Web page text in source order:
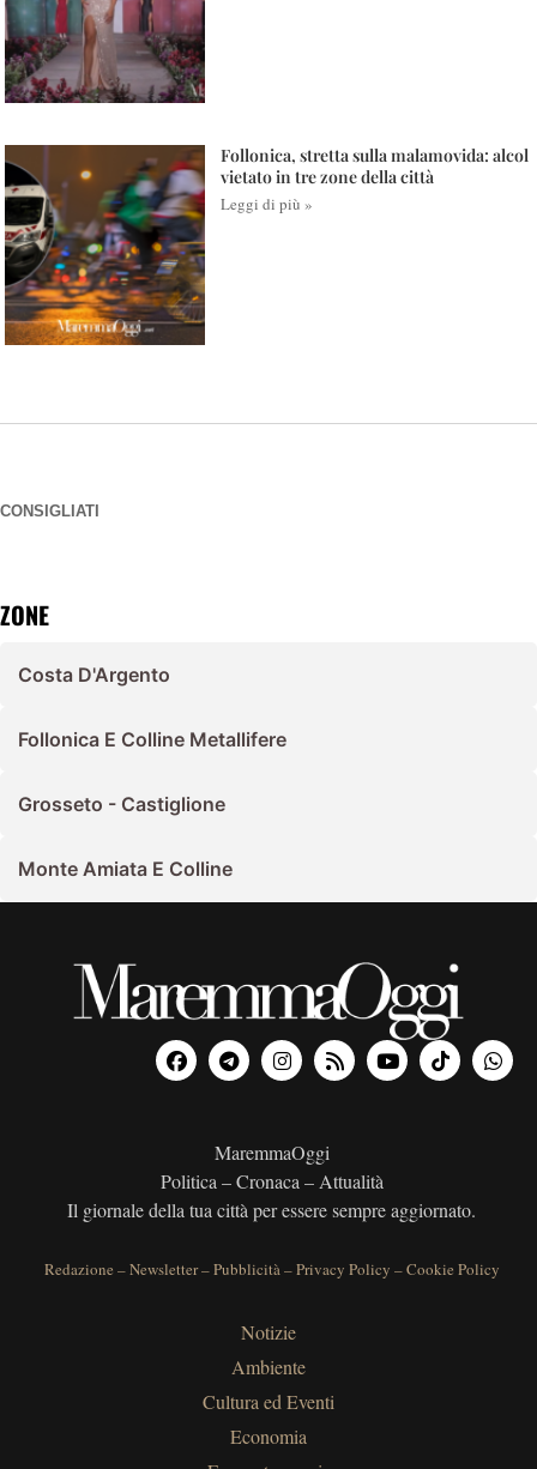
Follonica, stretta sulla malamovida: alcol
vietato in tre zone della città
Leggi di più »
CONSIGLIATI
ZONE
Costa D'Argento
Follonica E Colline Metallifere
Grosseto - Castiglione
Monte Amiata E Colline
MaremmaOggi
Politica – Cronaca – Attualità
Il giornale della tua città per essere sempre aggiornato.
Redazione –Newsletter–Pubblicità–Privacy Policy –Cookie Policy
Notizie
Ambiente
Cultura ed Eventi
Economia